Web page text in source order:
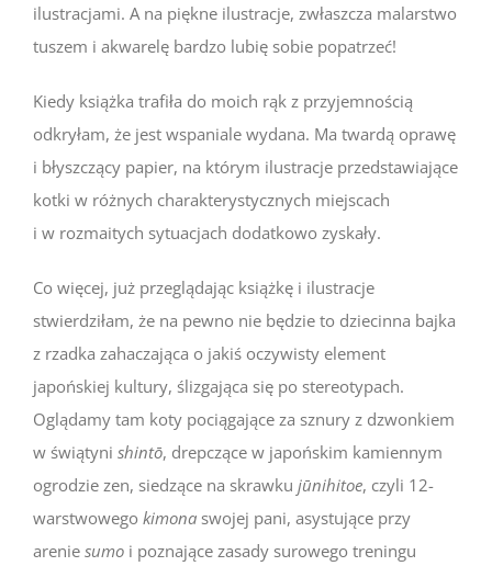
ilustracjami. A na piękne ilustracje, zwłaszcza malarstwo
tuszem i akwarelę bardzo lubię sobie popatrzeć!
Kiedy książka trafiła do moich rąk z przyjemnością
odkryłam, że jest wspaniale wydana. Ma twardą oprawę
i błyszczący papier, na którym ilustracje przedstawiające
kotki w różnych charakterystycznych miejscach
i w rozmaitych sytuacjach dodatkowo zyskały.
Co więcej, już przeglądając książkę i ilustracje
stwierdziłam, że na pewno nie będzie to dziecinna bajka
z rzadka zahaczająca o jakiś oczywisty element
japońskiej kultury, ślizgająca się po stereotypach.
Oglądamy tam koty pociągające za sznury z dzwonkiem
w świątyni shintō, drepczące w japońskim kamiennym
ogrodzie zen, siedzące na skrawku jūnihitoe, czyli 12-
warstwowego kimona swojej pani, asystujące przy
arenie sumo i poznające zasady surowego treningu